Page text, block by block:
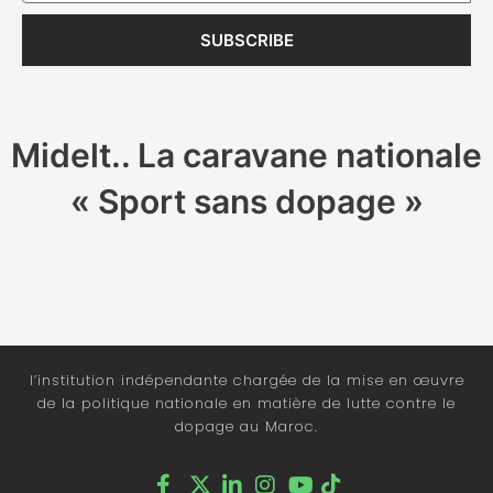
SUBSCRIBE
Midelt.. La caravane nationale
« Sport sans dopage »
l’institution indépendante chargée de la mise en œuvre
de la politique nationale en matière de lutte contre le
dopage au Maroc.